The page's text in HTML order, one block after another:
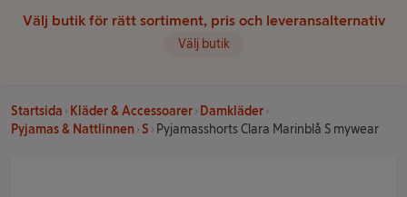
Välj butik för rätt sortiment, pris och leveransalternativ
Välj butik
Startsida Kläder & Accessoarer
Damkläder
Pyjamas & Nattlinnen S Pyjamasshorts Clara Marinblå S mywear